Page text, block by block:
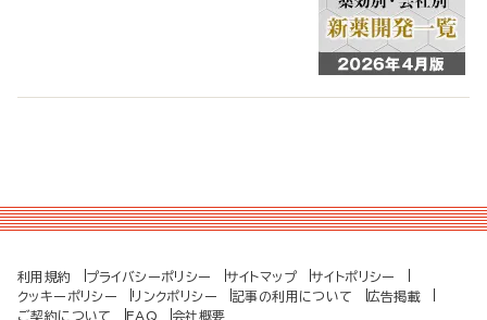
利用規約 プライバシーポリシー サイトマップ
サイトポリシー
クッキーポリシー
リンクポリシー 記事の利用について
広告掲載
ご契約について
FAQ 会社概要